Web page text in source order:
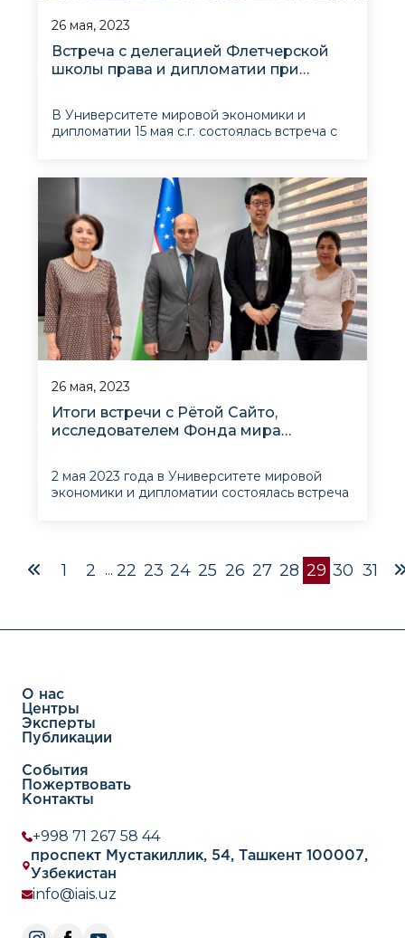
26 мая, 2023
Встреча с делегацией Флетчерской
школы права и дипломатии при
В Университете мировой экономики и
дипломатии 15 мая с.г. состоялась встреча с
международных отношений - The Fletcher
School при университете Тафтса в
Медфорде.
26 мая, 2023
Итоги встречи с Рётой Сайто,
исследователем Фонда мира
2 мая 2023 года в Университете мировой
экономики и дипломатии состоялась встреча
Узбекистане.Фонд «Сасакава» и УМЭД и
1 2 ... 22 23 24 25 26 27 28 29 30 31
О нас
Центры
Эксперты
Публикации
События
Пожертвовать
Контакты
+998 71 267 58 44
проспект Мустакиллик, 54, Ташкент 100007,
Узбекистан
info@iais.uz